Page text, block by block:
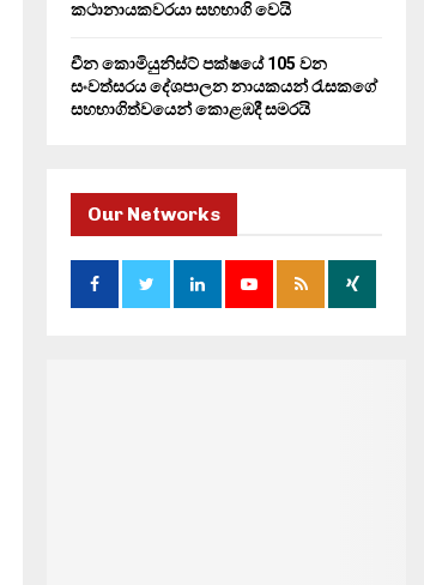
කථානායකවරයා සහභාගි වෙයි
චීන කොමියුනිස්ට් පක්ෂයේ 105 වන
සංවත්සරය දේශපාලන නායකයන් රැසකගේ
සහභාගිත්වයෙන් කොළඹදී සමරයි
Our Networks